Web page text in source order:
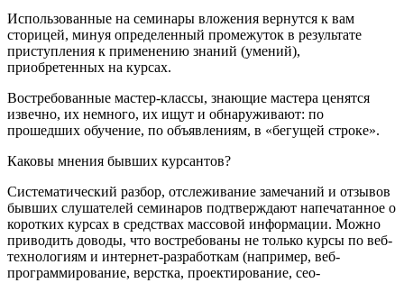
Использованные на семинары вложения вернутся к вам
сторицей, минуя определенный промежуток в результате
приступления к применению знаний (умений),
приобретенных на курсах.
Востребованные мастер-классы, знающие мастера ценятся
извечно, их немного, их ищут и обнаруживают: по
прошедших обучение, по объявлениям, в «бегущей строке».
Каковы мнения бывших курсантов?
Систематический разбор, отслеживание замечаний и отзывов
бывших слушателей семинаров подтверждают напечатанное о
коротких курсах в средствах массовой информации. Можно
приводить доводы, что востребованы не только курсы по веб-
технологиям и интернет-разработкам (например, веб-
программирование, верстка, проектирование, сео-